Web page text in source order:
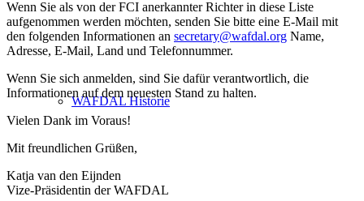
WAFDAL Historie
Wenn Sie als von der FCI anerkannter Richter in diese Liste
aufgenommen werden möchten, senden Sie bitte eine E-Mail mit
den folgenden Informationen an secretary@wafdal.org Name,
Adresse, E-Mail, Land und Telefonnummer.
Wenn Sie sich anmelden, sind Sie dafür verantwortlich, die
Informationen auf dem neuesten Stand zu halten.
Vielen Dank im Voraus!
Mit freundlichen Grüßen,
Katja van den Eijnden
Vize-Präsidentin der WAFDAL